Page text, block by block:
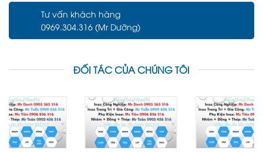
Tư vấn khách hàng
0969.304.316 (Mr Dưỡng)
ĐỐI TÁC CỦA CHÚNG TÔI